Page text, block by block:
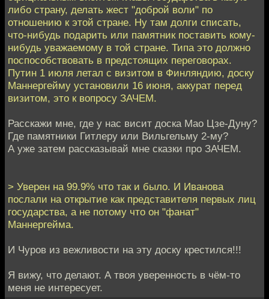
либо страну, делать жест "доброй воли" по
отношению к этой стране. Ну там долги списать,
что-нибудь подарить или памятник поставить кому-
нибудь уважаемому в той стране. Типа это должно
поспособствовать в предстоящих переговорах.
Путин 1 июля летал с визитом в Финляндию, доску
Маннергейму установили 16 июня, аккурат перед
визитом, это к вопросу ЗАЧЕМ.
Расскажи мне, где у нас висит доска Мао Цзе-Дуну?
Где памятники Гитлеру или Вильгельму 2-му?
А уже затем рассказывай мне сказки про ЗАЧЕМ.
> Уверен на 99.9% что так и было. И Иванова
послали на открытие как представителя первых лиц
государства, а не потому что он "фанат"
Маннергейма.
И Чуров из вежливости на эту доску крестился!!!
Я вижу, что делают. А твоя уверенность в чём-то
меня не интересует.